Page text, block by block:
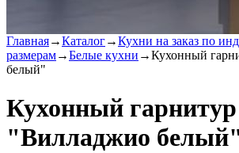
Главная→Каталог→Кухни на заказ по
размерам→Белые кухни →Кухонный
белый"
Кухонный гарнитур
"Вилладжио